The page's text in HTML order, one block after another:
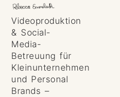
Videoproduktion
& Social-
Media-
Betreuung für
Kleinunternehmen
und Personal
Brands –